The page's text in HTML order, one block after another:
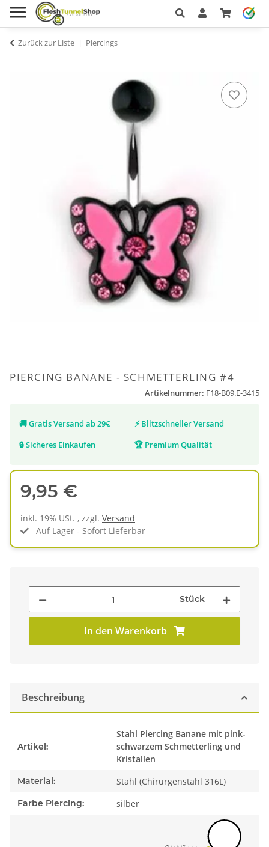
Zurück zur Liste Piercings
PIERCING BANANE - SCHMETTERLING #4
Artikelnummer: F18-B09.E-3415
🚚Gratis Versand ab 29€ ⚡ Blitzschneller Versand
🔒Sicheres Einkaufen 🏆 Premium Qualität
9,95 €
inkl. 19% USt. , zzgl. Versand
Auf Lager - Sofort Lieferbar
Stück
In den Warenkorb
Beschreibung
Artikel:
Stahl Piercing Banane mit pink-
schwarzem Schmetterling und
Kristallen
Material: Stahl (Chirurgenstahl 316L)
Farbe Piercing: silber